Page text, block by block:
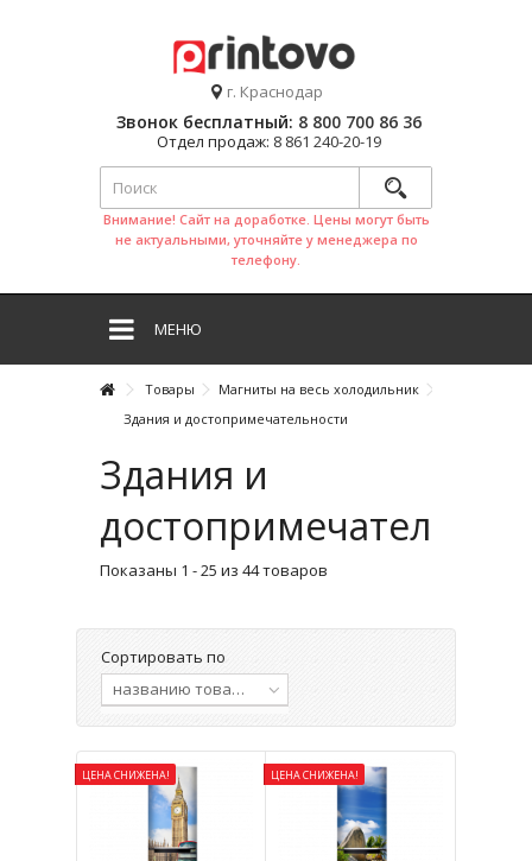
г. Краснодар
Звонок бесплатный: 8 800 700 86 36
Отдел продаж: 8 861 240-20-19
Внимание! Сайт на доработке. Цены могут быть
не актуальными, уточняйте у менеджера по
телефону.
МЕНЮ
Товары
Магниты на весь холодильник
Здания и достопримечательности
Здания и
Показаны 1 - 25 из 44 товаров
Сортировать по
названию товара, от А до Я
ЦЕНА СНИЖЕНА! ЦЕНА СНИЖЕНА!